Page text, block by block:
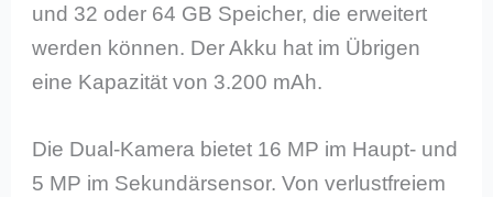
und 32 oder 64 GB Speicher, die erweitert
werden können. Der Akku hat im Übrigen
eine Kapazität von 3.200 mAh.
Die Dual-Kamera bietet 16 MP im Haupt- und
5 MP im Sekundärsensor. Von verlustfreiem